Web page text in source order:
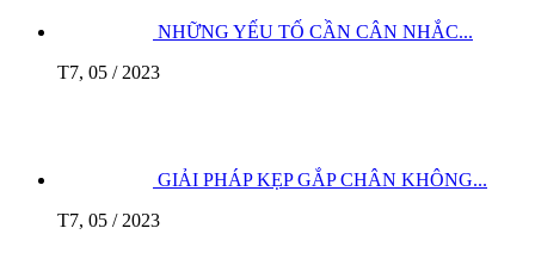
NHỮNG YẾU TỐ CẦN CÂN NHẮC...
T7, 05 / 2023
GIẢI PHÁP KẸP GẮP CHÂN KHÔNG...
T7, 05 / 2023